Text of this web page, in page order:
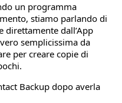
un programma
stiamo parlando di
direttamente dall’App
semplicissima da
per creare copie di
Backup dopo averla